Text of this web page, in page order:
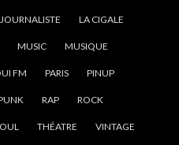
JOURNALISTE LA CIGALE
MUSIC MUSIQUE
FM PARIS PINUP
RAP ROCK
THÉATRE VINTAGE